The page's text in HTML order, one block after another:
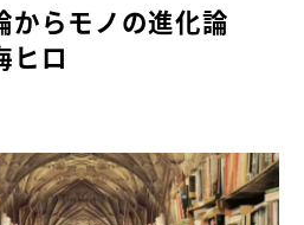
からモノの進化論
ヒロ